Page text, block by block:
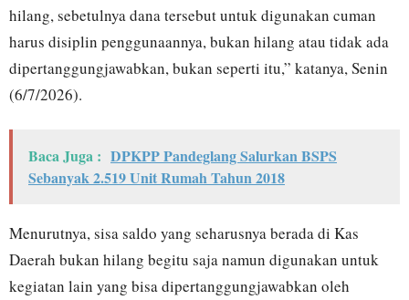
hilang, sebetulnya dana tersebut untuk digunakan cuman
harus disiplin penggunaannya, bukan hilang atau tidak ada
dipertanggungjawabkan, bukan seperti itu,” katanya, Senin
(6/7/2026).
Baca Juga : DPKPP Pandeglang Salurkan BSPS
Sebanyak 2.519 Unit Rumah Tahun 2018
Menurutnya, sisa saldo yang seharusnya berada di Kas
Daerah bukan hilang begitu saja namun digunakan untuk
kegiatan lain yang bisa dipertanggungjawabkan oleh